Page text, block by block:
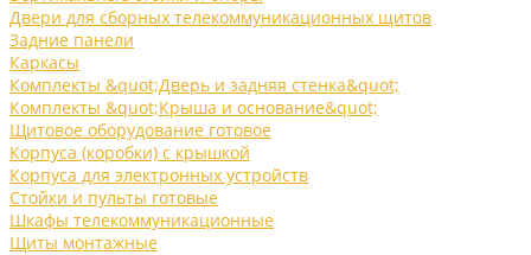
Двери для сборных телекоммуникационных щитов
Задние панели
Каркасы
Комплекты &quot;Дверь и задняя стенка&quot;
Комплекты &quot;Крыша и основание&quot;
Щитовое оборудование готовое
Корпуса (коробки) с крышкой
Корпуса для электронных устройств
Стойки и пульты готовые
Шкафы телекоммуникационные
Щиты монтажные